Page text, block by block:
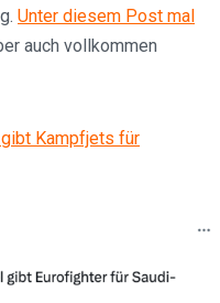
Unter diesem Post mal
auch vollkommen
Kampfjets für